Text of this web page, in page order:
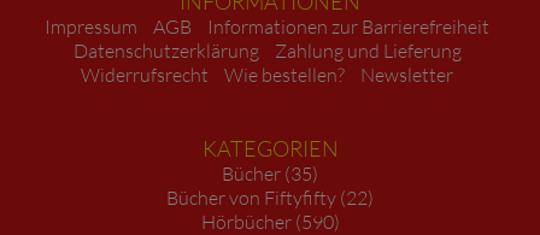
Impressum AGB
Informationen zur Barrierefreiheit
Datenschutzerklärung
Zahlung und Lieferung
Widerrufsrecht
Wie bestellen? Newsletter
KATEGORIEN
Bücher (35)
Bücher von Fiftyfifty (22)
Hörbücher (590)